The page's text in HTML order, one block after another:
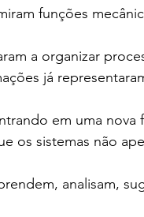
funções
a organizar
já
em uma nova
os sistemas não
analisam,